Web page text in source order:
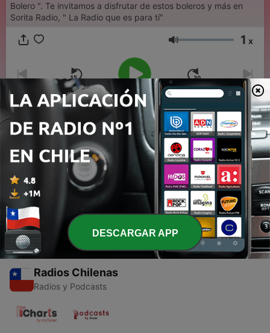
Bolero ". Te invitamos a disfrutar de estos boleros y más en
Sorita Radio, " La Radio que es para tí"
Volumen 1 x
00:00 00:00
Episodios
1 - Boleros y algo más Programa Nro.16
13 jul. 2023
Radios Chilenas
Radios y Podcasts
DESCARGAR APP